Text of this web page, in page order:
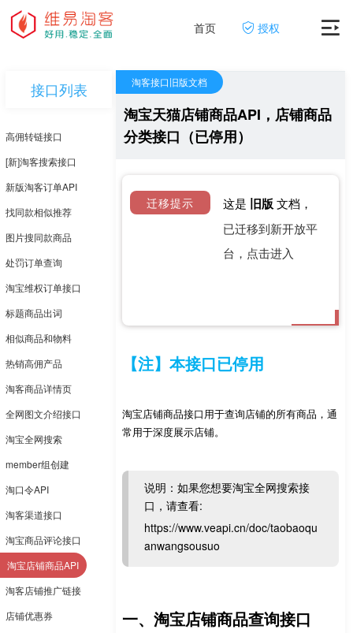
首页 授权
接口列表
高佣转链接口
[新]淘客搜索接口
新版淘客订单API
找同款相似推荐
图片搜同款商品
处罚订单查询
淘宝维权订单接口
标题商品出词
相似商品和物料
热销高佣产品
淘客商品详情页
全网图文介绍接口
淘宝全网搜索
member组创建
淘口令API
淘客渠道接口
淘宝商品评论接口
淘宝店铺商品API
淘客店铺推广链接
店铺优惠券
淘客接口旧版文档
淘宝天猫店铺商品API，店铺商品
分类接口（已停用）
迁移提示 这是 旧版文档，
已迁移到新开放平
台，点击进入
【注】本接口已停用
淘宝店铺商品接口用于查询店铺的所有商品，通
常用于深度展示店铺。
说明：如果您想要淘宝全网搜索接
口，请查看:
https://www.veapi.cn/doc/taobaoqu
anwangsousuo
一、淘宝店铺商品查询接口